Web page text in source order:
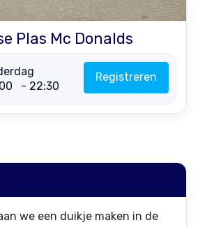
Plas Mc Donalds
- 22:30
Registreren
we een duikje maken in de